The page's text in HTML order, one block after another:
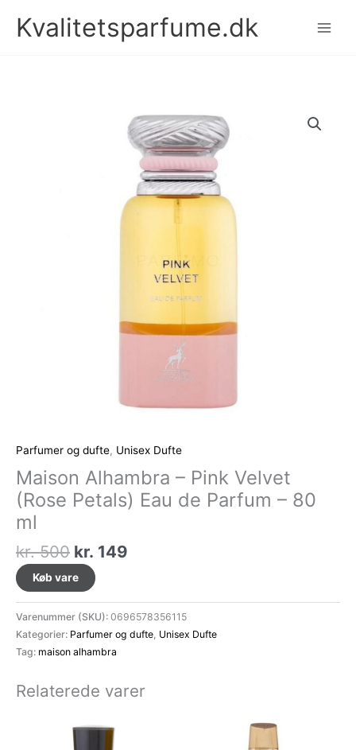
Kvalitetsparfume.dk
Parfumer og dufte, Unisex Dufte
Maison Alhambra – Pink Velvet
(Rose Petals) Eau de Parfum – 80
ml
kr.500 Den
oprindelige
pris
var:
kr. 500.
kr. 149
er:
kr. 149.
Køb vare
Varenummer (SKU): 0696578356115
Kategorier: Parfumer og dufte Unisex Dufte
Tag: maison alhambra
Relaterede varer